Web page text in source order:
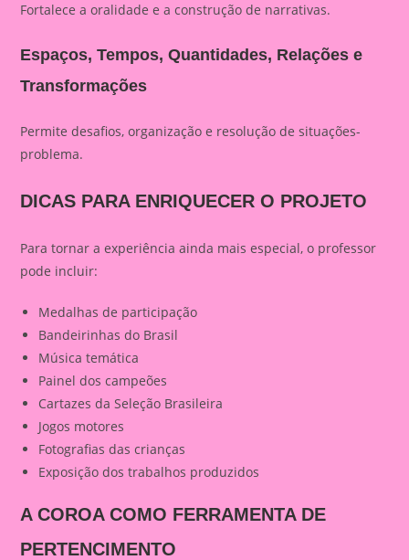
Fortalece a oralidade e a construção de narrativas.
Espaços, Tempos, Quantidades, Relações e
Transformações
Permite desafios, organização e resolução de situações-
problema.
DICAS PARA ENRIQUECER O PROJETO
Para tornar a experiência ainda mais especial, o professor
pode incluir:
Medalhas de participação
Bandeirinhas do Brasil
Música temática
Painel dos campeões
Cartazes da Seleção Brasileira
Jogos motores
Fotografias das crianças
Exposição dos trabalhos produzidos
A COROA COMO FERRAMENTA DE
PERTENCIMENTO